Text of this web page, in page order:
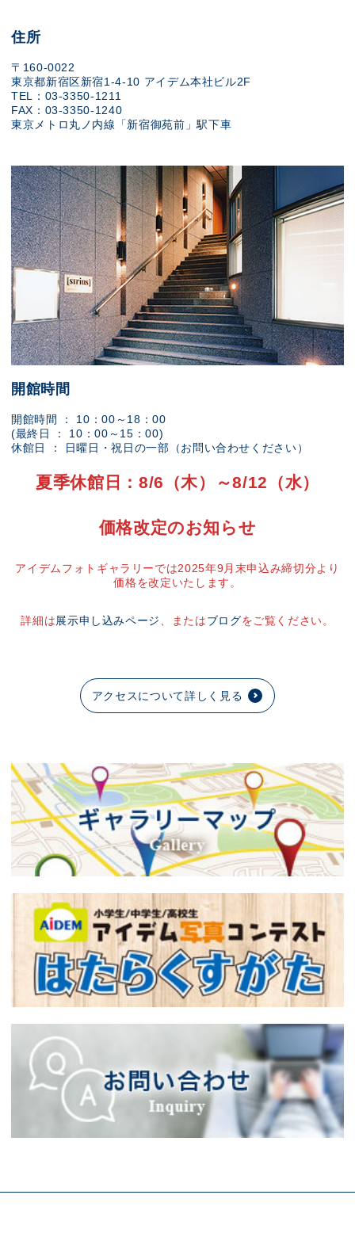
住所
〒160-0022
東京都新宿区新宿1-4-10 アイデム本社ビル2F
TEL：03-3350-1211
FAX：03-3350-1240
東京メトロ丸ノ内線「新宿御苑前」駅下車
開館時間
開館時間 ： 10：00～18：00
(最終日 ： 10：00～15：00)
休館日 ： 日曜日・祝日の一部（お問い合わせください）
夏季休館日：8/6（木）～8/12（水）
価格改定のお知らせ
アイデムフォトギャラリーでは2025年9月末申込み締切分より
価格を改定いたします。
詳細は展示申し込みページ 、またはブログをご覧ください。
アクセスについて詳しく見る